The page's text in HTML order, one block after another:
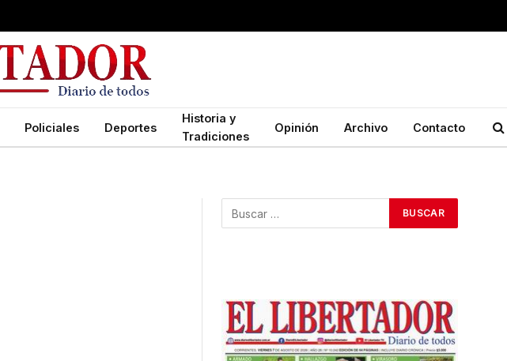
Policiales Deportes
Historia y
Tradiciones
Opinión Archivo Contacto